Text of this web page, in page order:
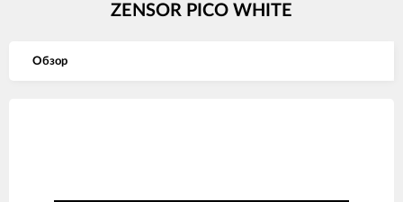
ZENSOR PICO WHITE
Обзор